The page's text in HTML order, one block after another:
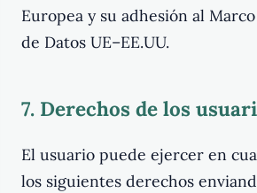
Europea y su adhesión al
de Datos UE–EE.UU.
7. Derechos de los
El usuario puede ejercer en
los siguientes derechos